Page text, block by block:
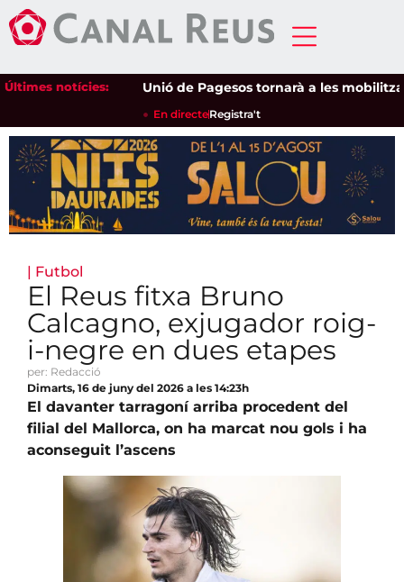
Últimes notícies: Unió de Pagesos tornarà a les
En directeRegistra't
| Futbol
El Reus fitxa Bruno
Calcagno, exjugador roig-
i-negre en dues etapes
per: Redacció
Dimarts, 16 de juny del 2026 a les 14:23h
El davanter tarragoní arriba procedent del
filial del Mallorca, on ha marcat nou gols i ha
aconseguit l’ascens